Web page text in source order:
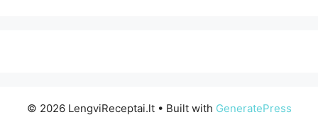
© 2026 LengviReceptai.lt• Built with GeneratePress